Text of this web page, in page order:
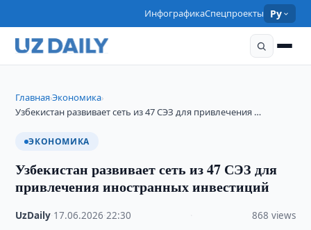
ИнфографикаСпецпроекты Ру
Главная›Экономика›
Узбекистан развивает сеть из 47 СЭЗ для привлечения …
ЭКОНОМИКА
Узбекистан развивает сеть из 47 СЭЗ для
привлечения иностранных инвестиций
UzDaily 17.06.2026 ·22:30 868 views